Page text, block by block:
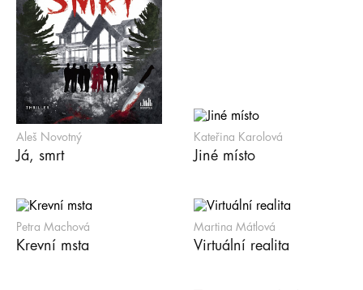
Aleš Novotný
Já, smrt
Kateřina Karolová
Jiné místo
Petra Machová
Krevní msta
Martina Mátlová
Virtuální realita